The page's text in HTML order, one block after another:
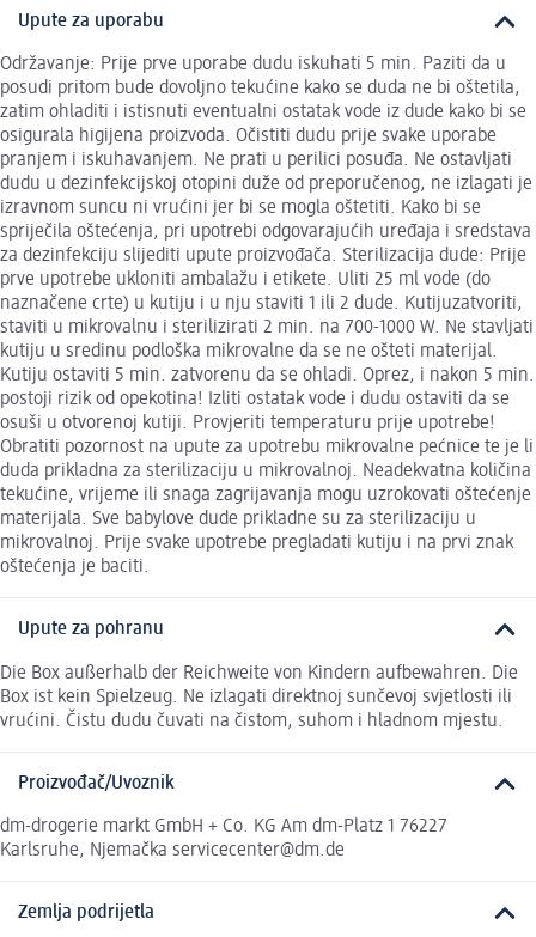
Upute za uporabu
Održavanje: Prije prve uporabe dudu iskuhati 5 min. Paziti da u
posudi pritom bude dovoljno tekućine kako se duda ne bi oštetila,
zatim ohladiti i istisnuti eventualni ostatak vode iz dude kako bi se
osigurala higijena proizvoda. Očistiti dudu prije svake uporabe
pranjem i iskuhavanjem. Ne prati u perilici posuđa. Ne ostavljati
dudu u dezinfekcijskoj otopini duže od preporučenog, ne izlagati je
izravnom suncu ni vrućini jer bi se mogla oštetiti. Kako bi se
spriječila oštećenja, pri upotrebi odgovarajućih uređaja i sredstava
za dezinfekciju slijediti upute proizvođača. Sterilizacija dude: Prije
prve upotrebe ukloniti ambalažu i etikete. Uliti 25 ml vode (do
naznačene crte) u kutiju i u nju staviti 1 ili 2 dude. Kutijuzatvoriti,
staviti u mikrovalnu i sterilizirati 2 min. na 700-1000 W. Ne stavljati
kutiju u sredinu podloška mikrovalne da se ne ošteti materijal.
Kutiju ostaviti 5 min. zatvorenu da se ohladi. Oprez, i nakon 5 min.
postoji rizik od opekotina! Izliti ostatak vode i dudu ostaviti da se
osuši u otvorenoj kutiji. Provjeriti temperaturu prije upotrebe!
Obratiti pozornost na upute za upotrebu mikrovalne pećnice te je li
duda prikladna za sterilizaciju u mikrovalnoj. Neadekvatna količina
tekućine, vrijeme ili snaga zagrijavanja mogu uzrokovati oštećenje
materijala. Sve babylove dude prikladne su za sterilizaciju u
mikrovalnoj. Prije svake upotrebe pregladati kutiju i na prvi znak
oštećenja je baciti.
Upute za pohranu
Die Box außerhalb der Reichweite von Kindern aufbewahren. Die
Box ist kein Spielzeug. Ne izlagati direktnoj sunčevoj svjetlosti ili
vrućini. Čistu dudu čuvati na čistom, suhom i hladnom mjestu.
Proizvođač/Uvoznik
dm-drogerie markt GmbH + Co. KG Am dm-Platz 1 76227
Karlsruhe, Njemačka servicecenter@dm.de
Zemlja podrijetla